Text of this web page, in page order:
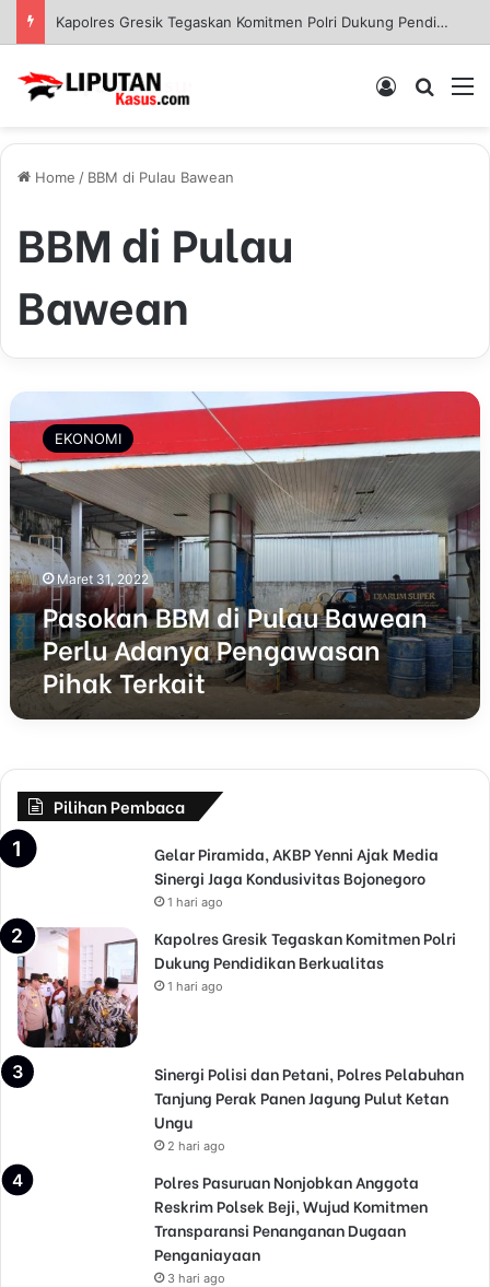
Kapolres Gresik Tegaskan Komitmen Polri Dukung Pendidikan Berkualitas
Log In
Home / BBM di Pulau Bawean
BBM di Pulau
Bawean
P
a
s
o
k
a
n
B
B
M
d
i
P
u
u
B
w
e
P
e
u
d
a
a
P
EKONOMI
Maret 31, 2022
Pasokan BBM di Pulau Bawean
Perlu Adanya Pengawasan
Pihak Terkait
Pilihan Pembaca
Gelar Piramida, AKBP Yenni Ajak Media
Sinergi Jaga Kondusivitas Bojonegoro
1 hari ago
Kapolres Gresik Tegaskan Komitmen Polri
Dukung Pendidikan Berkualitas
1 hari ago
Sinergi Polisi dan Petani, Polres Pelabuhan
Tanjung Perak Panen Jagung Pulut Ketan
Ungu
2 hari ago
Polres Pasuruan Nonjobkan Anggota
Reskrim Polsek Beji, Wujud Komitmen
Transparansi Penanganan Dugaan
Penganiayaan
3 hari ago